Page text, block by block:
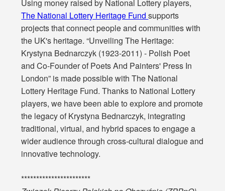
Using money raised by National Lottery players,
The National Lottery Heritage Fundsupports
projects that connect people and communities with
the UK's heritage. “Unveiling The Heritage:
Krystyna Bednarczyk (1923-2011) - Polish Poet
and Co-Founder of Poets And Painters' Press In
London” is made possible with The National
Lottery Heritage Fund. Thanks to National Lottery
players, we have been able to explore and promote
the legacy of Krystyna Bednarczyk, integrating
traditional, virtual, and hybrid spaces to engage a
wider audience through cross-cultural dialogue and
innovative technology.
***********************